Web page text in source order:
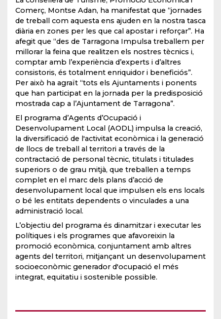
Comerç, Montse Adan, ha manifestat que “jornades
de treball com aquesta ens ajuden en la nostra tasca
diària en zones per les que cal apostar i reforçar”. Ha
afegit que “des de Tarragona Impulsa treballem per
millorar la feina que realitzen els nostres tècnics i,
comptar amb l’experiència d’experts i d’altres
consistoris, és totalment enriquidor i beneficiós”.
Per això ha agraït “tots els Ajuntaments i ponents
que han participat en la jornada per la predisposició
mostrada cap a l’Ajuntament de Tarragona”.
El programa d’Agents d’Ocupació i
Desenvolupament Local (AODL) impulsa la creació,
la diversificació de l'activitat econòmica i la generació
de llocs de treball al territori a través de la
contractació de personal tècnic, titulats i titulades
superiors o de grau mitjà, que treballen a temps
complet en el marc dels plans d’acció de
desenvolupament local que impulsen els ens locals
o bé les entitats dependents o vinculades a una
administració local.
L’objectiu del programa és dinamitzar i executar les
polítiques i els programes que afavoreixin la
promoció econòmica, conjuntament amb altres
agents del territori, mitjançant un desenvolupament
socioeconòmic generador d'ocupació el més
integrat, equitatiu i sostenible possible.